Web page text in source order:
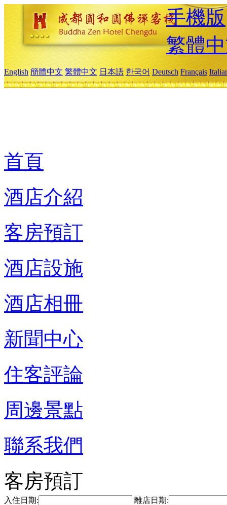
手機版
繁體
English 簡體中文 繁體中文 日本語 한국어 Deutsch Français
首頁
酒店介紹
客房預訂
酒店設施
酒店相冊
新聞中心
住客評論
周邊景點
聯系我們
客房預訂
入住日期: 離店日期: